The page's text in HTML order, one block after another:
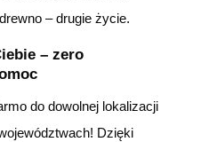
– drugie życie.
– zero
do dowolnej lokalizacji
Dzięki